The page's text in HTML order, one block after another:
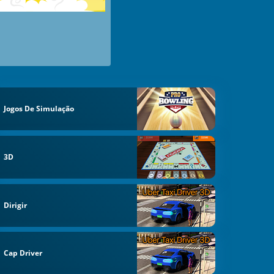
Jogos De Simulação
3D
Dirigir
Cap Driver